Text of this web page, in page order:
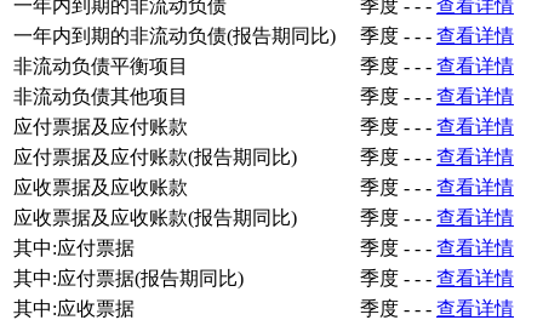
一年内到期的非流动负债
季度 - - - 查看详情
一年内到期的非流动负债(报告期同比)
季度 - - - 查看详情
非流动负债平衡项目
季度 - - - 查看详情
非流动负债其他项目
季度 - - - 查看详情
应付票据及应付账款
季度 - - - 查看详情
应付票据及应付账款(报告期同比)
季度 - - - 查看详情
应收票据及应收账款
季度 - - - 查看详情
应收票据及应收账款(报告期同比)
季度 - - - 查看详情
其中:应付票据
季度 - - - 查看详情
其中:应付票据(报告期同比)
季度 - - - 查看详情
其中:应收票据
季度 - - - 查看详情